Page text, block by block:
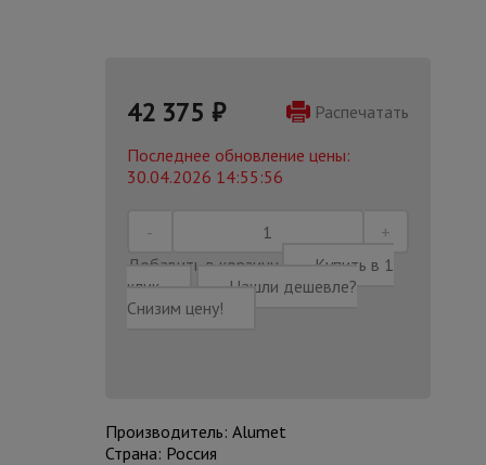
42 375 ₽
Распечатать
Последнее обновление цены:
30.04.2026 14:55:56
Добавить в корзину
Купить в 1
клик
Нашли дешевле?
Снизим цену!
Производитель: Alumet
Страна: Россия